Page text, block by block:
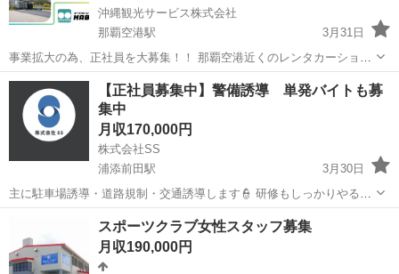
沖縄観光サービス株式会社
那覇空港駅
3月31日
事業拡大の為、正社員を大募集！！ 那覇空港近くのレンタカーショッ
プでの業務をお願いします。 【具体的な仕事内容】 ◎接客・車両準備
等レンタカー業務の全般 ◎レンタカー受付業務全般（貸渡・返却受
付・洗車・清掃・回送...
沖縄 豊見城市 那覇空港駅 その他 業務
【正社員募集中】警備誘導 単発バイトも募
集中
月収170,000円
株式会社SS
浦添前田駅
3月30日
主に駐車場誘導・道路規制・交通誘導します👮 研修もしっかりやるの
で安心して作業ができます👍 【現場によっては時間は変わる事があり
ます】 友達同士もOK! ＊ 直行直帰できます！ ＊交通費は出ます！
＊残業代、夜勤手当、休日...
浦添前田駅 その他 現場作業員
スポーツクラブ女性スタッフ募集
月収190,000円